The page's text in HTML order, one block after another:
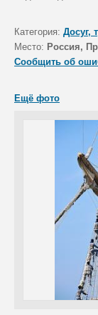
Категория: Досуг,
Место: Россия,
Сообщить об
Ещё фото